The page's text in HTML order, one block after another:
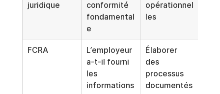
juridique
conformité
fondamental
e
opérationnel
les
FCRA
L’employeur
a-t-il fourni
les
informations
Élaborer
des
processus
documentés